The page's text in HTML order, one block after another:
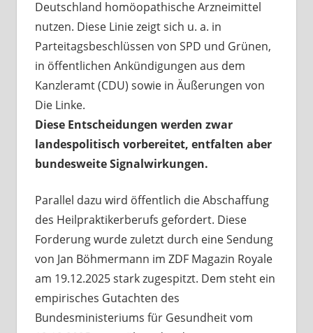
Deutschland homöopathische Arzneimittel
nutzen. Diese Linie zeigt sich u. a. in
Parteitagsbeschlüssen von SPD und Grünen,
in öffentlichen Ankündigungen aus dem
Kanzleramt (CDU) sowie in Äußerungen von
Die Linke.
Diese Entscheidungen werden zwar
landespolitisch vorbereitet, entfalten aber
bundesweite Signalwirkungen.
Parallel dazu wird öffentlich die Abschaffung
des Heilpraktikerberufs gefordert. Diese
Forderung wurde zuletzt durch eine Sendung
von Jan Böhmermann im ZDF Magazin Royale
am 19.12.2025 stark zugespitzt. Dem steht ein
empirisches Gutachten des
Bundesministeriums für Gesundheit vom